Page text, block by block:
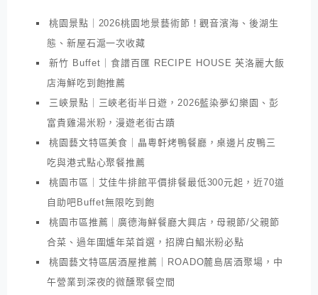
桃園景點｜2026桃園地景藝術節！觀音濱海、後湖生
態、新屋石滬一次收藏
新竹 Buffet｜食譜百匯 RECIPE HOUSE 芙洛麗大飯
店海鮮吃到飽推薦
三峽景點｜三峽老街半日遊，2026藍染夢幻樂園、彭
富貴雞湯米粉，漫遊老街古蹟
桃園藝文特區美食｜晶粵軒烤鴨餐廳，桌邊片皮鴨三
吃與港式點心聚餐推薦
桃園市區｜艾佳牛排館平價排餐最低300元起，近70道
自助吧Buffet無限吃到飽
桃園市區推薦｜廣德海鮮餐廳大興店，母親節/父親節
合菜、過年圍爐年菜首選，招牌白鯧米粉必點
桃園藝文特區居酒屋推薦｜ROADO麓島居酒聚場，中
午營業到深夜的微醺聚餐空間